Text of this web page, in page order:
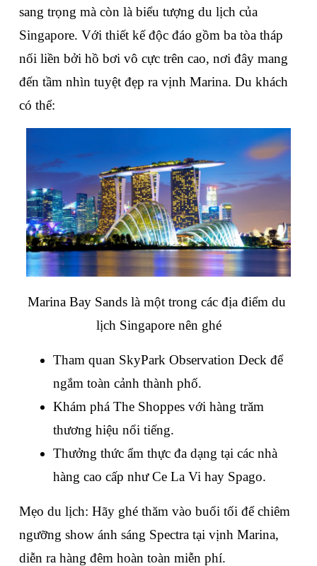
sang trọng mà còn là biểu tượng du lịch của
Singapore. Với thiết kế độc đáo gồm ba tòa tháp
nối liền bởi hồ bơi vô cực trên cao, nơi đây mang
đến tầm nhìn tuyệt đẹp ra vịnh Marina. Du khách
có thể:
Marina Bay Sands là một trong các địa điểm du
lịch Singapore nên ghé
Tham quan SkyPark Observation Deck để
ngắm toàn cảnh thành phố.
Khám phá The Shoppes với hàng trăm
thương hiệu nổi tiếng.
Thưởng thức ẩm thực đa dạng tại các nhà
hàng cao cấp như Ce La Vi hay Spago.
Mẹo du lịch: Hãy ghé thăm vào buổi tối để chiêm
ngưỡng show ánh sáng Spectra tại vịnh Marina,
diễn ra hàng đêm hoàn toàn miễn phí.